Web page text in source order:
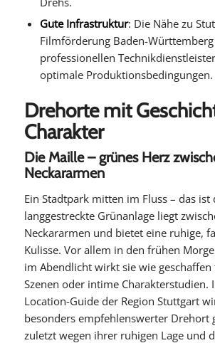
Gute Infrastruktur: Die Nähe zu
Filmförderung Baden-
professionellen
optimale Produktionsbedingungen.
Drehorte mit
Charakter
Die Maille – grünes Herz
Neckararmen
Ein Stadtpark mitten im Fluss – das ist
langgestreckte Grünanlage liegt
Neckararmen und bietet eine ruhige,
Kulisse. Vor allem in den frühen
im Abendlicht wirkt sie wie
Szenen oder intime Charakterstudien.
Location-Guide der Region Stuttgart
besonders empfehlenswerter Drehort
zuletzt wegen ihrer ruhigen Lage und